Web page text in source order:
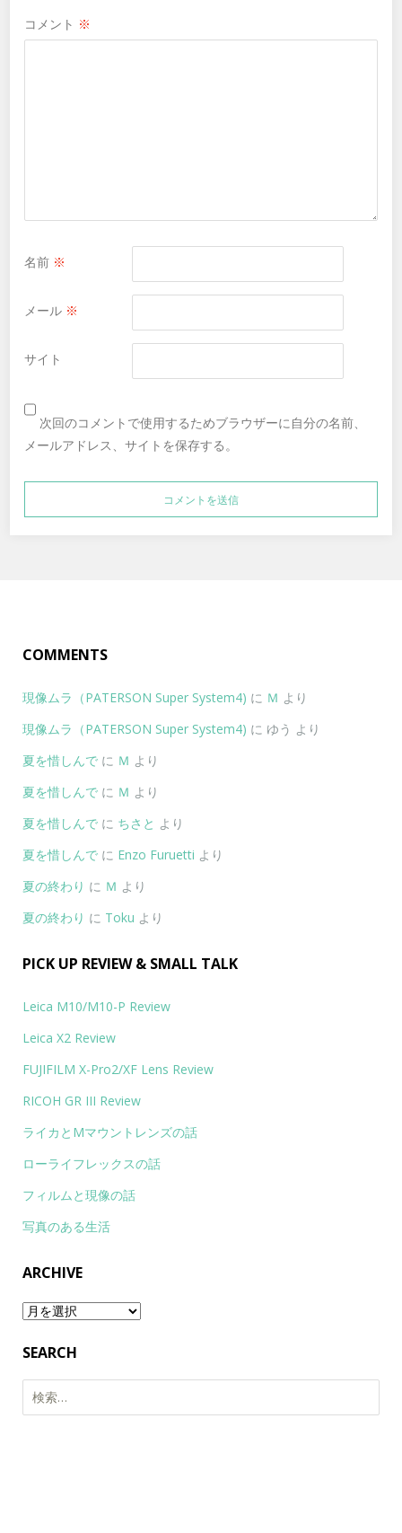
コメント ※
名前 ※
メール ※
サイト
次回のコメントで使用するためブラウザーに自分の名前、
メールアドレス、サイトを保存する。
COMMENTS
現像ムラ（PATERSON Super System4) に Ｍ より
現像ムラ（PATERSON Super System4) に ゆう より
夏を惜しんで に Ｍ より
夏を惜しんで に Ｍ より
夏を惜しんで に ちさと より
夏を惜しんで に Enzo Furuetti より
夏の終わり に Ｍ より
夏の終わり に Toku より
PICK UP REVIEW & SMALL TALK
Leica M10/M10-P Review
Leica X2 Review
FUJIFILM X-Pro2/XF Lens Review
RICOH GR III Review
ライカとMマウントレンズの話
ローライフレックスの話
フィルムと現像の話
写真のある生活
ARCHIVE
Archive
SEARCH
索: